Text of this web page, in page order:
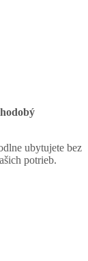
ubytujete bez
potrieb.